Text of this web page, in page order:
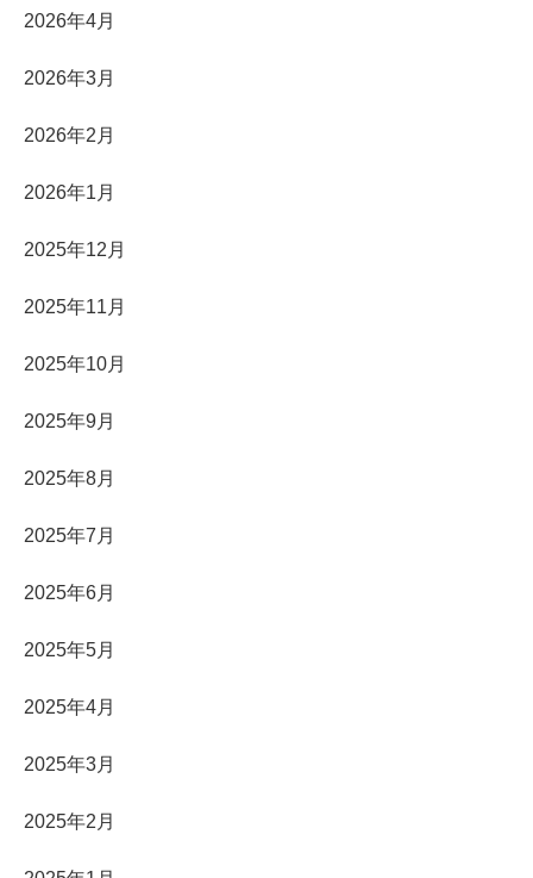
2026年4月
2026年3月
2026年2月
2026年1月
2025年12月
2025年11月
2025年10月
2025年9月
2025年8月
2025年7月
2025年6月
2025年5月
2025年4月
2025年3月
2025年2月